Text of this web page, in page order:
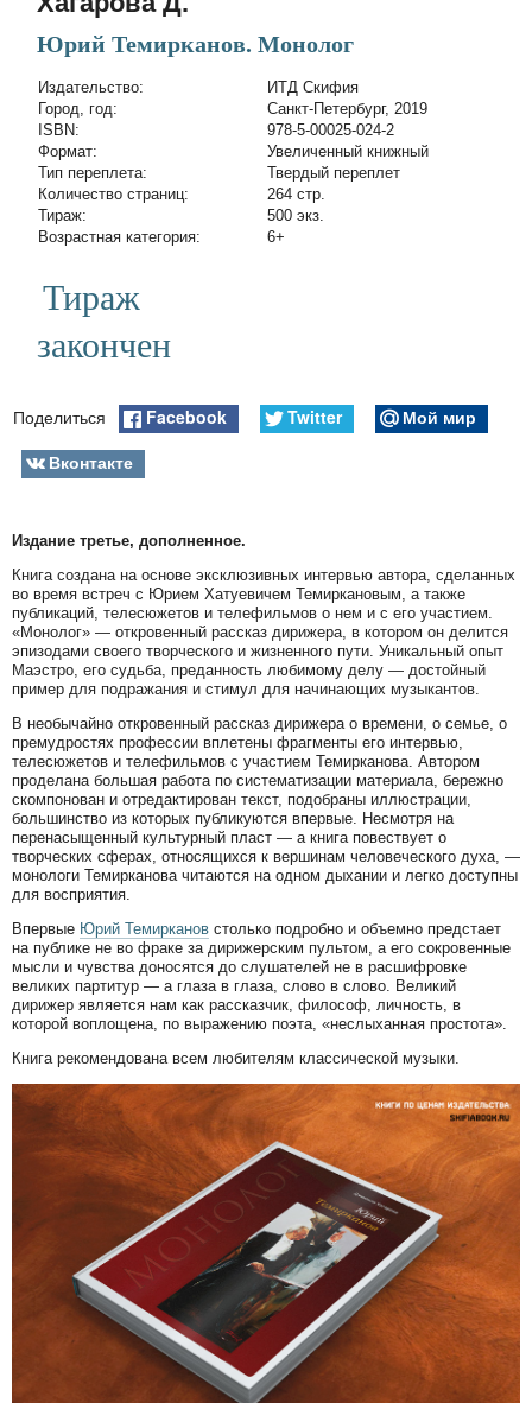
Юрий Темирканов. Монолог
Издательство:
ИТД Скифия
Город, год:
Санкт-Петербург, 2019
ISBN:
978-5-00025-024-2
Формат:
Увеличенный книжный
Тип переплета:
Твердый переплет
Количество страниц:
264 стр.
Тираж:
500 экз.
Возрастная категория:
6+
Тираж
закончен
Поделиться Facebook Twitter
Мой мир
Вконтакте
Издание третье, дополненное.
Книга создана на основе эксклюзивных интервью автора, сделанных
во время встреч с Юрием Хатуевичем Темиркановым, а также
публикаций, телесюжетов и телефильмов о нем и с его участием.
«Монолог» — откровенный рассказ дирижера, в котором он делится
эпизодами своего творческого и жизненного пути. Уникальный опыт
Маэстро, его судьба, преданность любимому делу — достойный
пример для подражания и стимул для начинающих музыкантов.
В необычайно откровенный рассказ дирижера о времени, о семье, о
премудростях профессии вплетены фрагменты его интервью,
телесюжетов и телефильмов с участием Темирканова. Автором
проделана большая работа по систематизации материала, бережно
скомпонован и отредактирован текст, подобраны иллюстрации,
большинство из которых публикуются впервые. Несмотря на
перенасыщенный культурный пласт — а книга повествует о
творческих сферах, относящихся к вершинам человеческого духа, —
монологи Темирканова читаются на одном дыхании и легко доступны
для восприятия.
Впервые Юрий Темирканов столько подробно и объемно предстает
на публике не во фраке за дирижерским пультом, а его сокровенные
мысли и чувства доносятся до слушателей не в расшифровке
великих партитур — а глаза в глаза, слово в слово. Великий
дирижер является нам как рассказчик, философ, личность, в
которой воплощена, по выражению поэта, «неслыханная простота».
Книга рекомендована всем любителям классической музыки.